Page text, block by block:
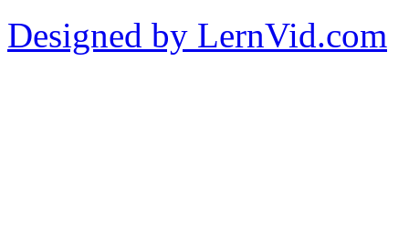
Designed by LernVid.com